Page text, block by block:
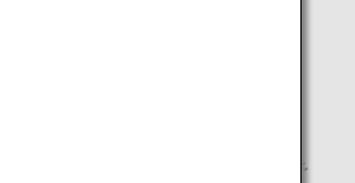
イントシミュレーシ
は、通常の搭乗マイルとは異なり、ご予